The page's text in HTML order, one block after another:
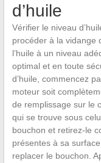
d’huile
Vérifier le niveau
procéder à la vidange
l’huile à un niveau
optimal et en toute
d’huile, commencez
moteur soit
de remplissage sur le
qui se trouve sous
bouchon et retirez-le
présentes à sa
replacer le bouchon.